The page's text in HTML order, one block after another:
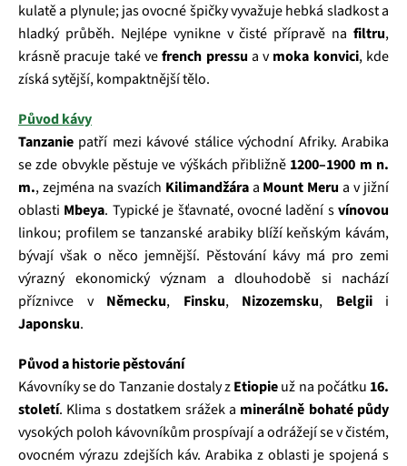
kulatě a plynule; jas ovocné špičky vyvažuje hebká sladkost a
hladký průběh. Nejlépe vynikne v čisté přípravě na filtru,
krásně pracuje také vefrench pressu a vmoka konvici, kde
získá sytější, kompaktnější tělo.
Původ kávy
Tanzanie patří mezi kávové stálice východní Afriky. Arabika
se zde obvykle pěstuje ve výškách přibližně 1200–1900 m n.
m., zejména na svazích Kilimandžáraa Mount Meru a v jižní
oblasti Mbeya. Typické je šťavnaté, ovocné ladění svínovou
linkou; profilem se tanzanské arabiky blíží keňským kávám,
bývají však o něco jemnější. Pěstování kávy má pro zemi
výrazný ekonomický význam a dlouhodobě si nachází
příznivce v Německu, Finsku, Nizozemsku, Belgiii
Japonsku.
Původ a historie pěstování
Kávovníky se do Tanzanie dostaly zEtiopieuž na počátku 16.
století. Klima s dostatkem srážek a minerálně bohaté půdy
vysokých poloh kávovníkům prospívají a odrážejí se v čistém,
ovocném výrazu zdejších káv. Arabika z oblasti je spojená s